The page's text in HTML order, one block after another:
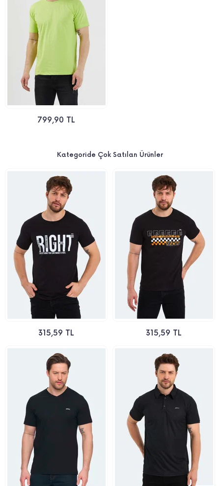
799,90 TL
Kategoride Çok Satılan Ürünler
315,59 TL 315,59 TL